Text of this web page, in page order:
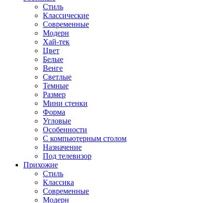
Стиль
Классические
Современные
Модерн
Хай-тек
Цвет
Белые
Венге
Светлые
Темные
Размер
Мини стенки
Форма
Угловые
Особенности
С компьютерным столом
Назначение
Под телевизор
Прихожие
Стиль
Классика
Современные
Модерн